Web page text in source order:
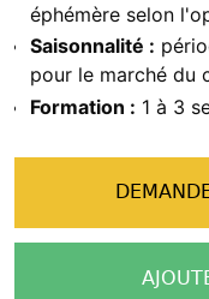
éphémère selon
Saisonnalité :
pour le marché du
Formation : 1 à 3